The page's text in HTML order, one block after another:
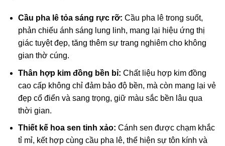
Cầu pha lê tỏa sáng rực rỡ: Cầu pha lê trong suốt,
phản chiếu ánh sáng lung linh, mang lại hiệu ứng thị
giác tuyệt đẹp, tăng thêm sự trang nghiêm cho không
gian thờ cúng.
Thân hợp kim đồng bền bỉ: Chất liệu hợp kim đồng
cao cấp không chỉ đảm bảo độ bền, mà còn mang lại vẻ
đẹp cổ điển và sang trọng, giữ màu sắc bền lâu qua
thời gian.
Thiết kế hoa sen tinh xảo: Cánh sen được chạm khắc
tỉ mỉ, kết hợp cùng cầu pha lê, thể hiện sự tôn kính và